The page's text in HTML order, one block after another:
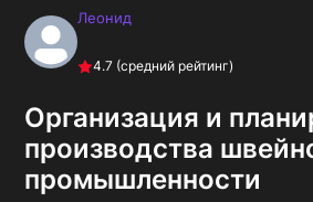
Леонид
4.7 (средний рейтинг)
Организация и
производства
промышленности